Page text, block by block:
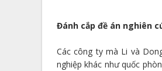
Đánh cắp đề án nghiên
Các công ty mà Li và
nghiệp khác như quốc